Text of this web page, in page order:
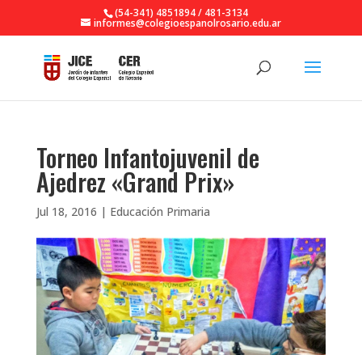
(54-341) 4851894 / 481-3134
informes@colegioespanolrosario.edu.ar
Torneo Infantojuvenil de
Ajedrez «Grand Prix»
Jul 18, 2016 | Educación Primaria